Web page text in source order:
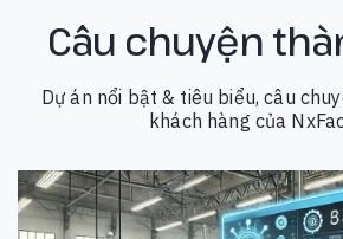
Câu chuyện
Dự án nổi bật & tiêu biểu, câu
khách hàng của